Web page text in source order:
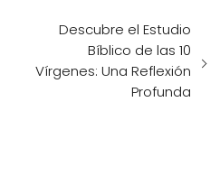
Descubre el Estudio
Bíblico de las 10
Vírgenes: Una Reflexión
Profunda